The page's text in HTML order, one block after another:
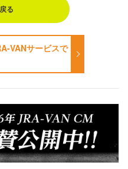
る
VANサービスで